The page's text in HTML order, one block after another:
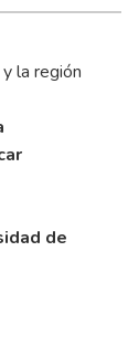
la región
de